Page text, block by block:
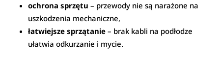
ochrona sprzętu – przewody nie są narażone na
uszkodzenia mechaniczne,
łatwiejsze sprzątanie – brak kabli na podłodze
ułatwia odkurzanie i mycie.